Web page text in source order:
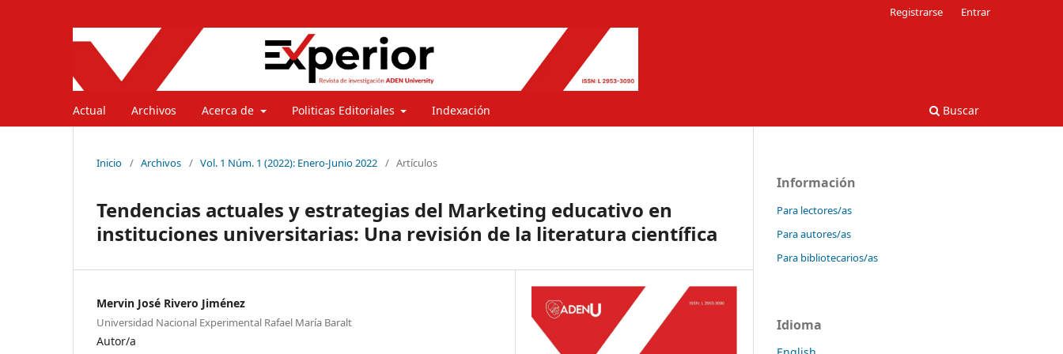
Actual Archivos Acerca de Politicas Editoriales Indexación Buscar
Registrarse Entrar
Inicio / Archivos / Vol. 1 Núm. 1 (2022): Enero-Junio 2022 / Artículos
Tendencias actuales y estrategias del Marketing educativo en
instituciones universitarias: Una revisión de la literatura científica
Mervin José Rivero Jiménez
Universidad Nacional Experimental Rafael María Baralt
Autor/a
Información
Para lectores/as
Para autores/as
Para bibliotecarios/as
Idioma